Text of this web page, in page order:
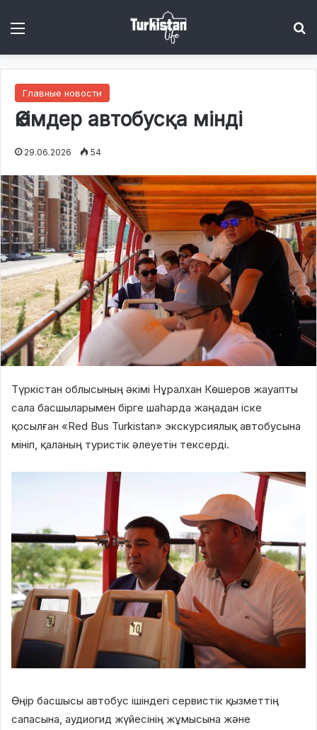
Главные новости
Әкімдер автобусқа мінді
29.06.2026 54
Түркістан облысының әкімі Нұралхан Көшеров жауапты
сала басшыларымен бірге шаһарда жаңадан іске
қосылған «Red Bus Turkistan» экскурсиялық автобусына
мініп, қаланың туристік әлеуетін тексерді.
Өңір басшысы автобус ішіндегі сервистік қызметтің
сапасына, аудиогид жүйесінің жұмысына және